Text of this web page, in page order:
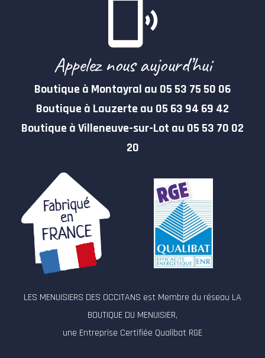
Appelez nous aujourd’hui
Boutique à Montayral au 05 53 75 50 06
Boutique à Lauzerte au 05 63 94 69 42
Boutique à Villeneuve-sur-Lot au 05 53 70 02
20
LES MENUISIERS DES OCCITANS est Membre du réseau LA
BOUTIQUE DU MENUISIER,
une Entreprise Certifiée Qualibat RGE